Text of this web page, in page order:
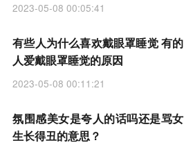
2023-05-08 00:05:41
有些人为什么喜欢戴眼罩睡觉 有的
人爱戴眼罩睡觉的原因
2023-05-08 00:11:21
氛围感美女是夸人的话吗还是骂女
生长得丑的意思？